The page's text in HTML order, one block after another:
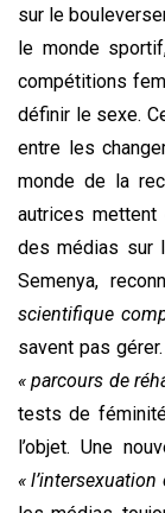
sur le
le monde
compétitions
définir le sexe.
entre les
monde de la
autrices
des médias sur
Semenya,
scientifique
savent pas
« parcours de
tests de
l’objet. Une
«